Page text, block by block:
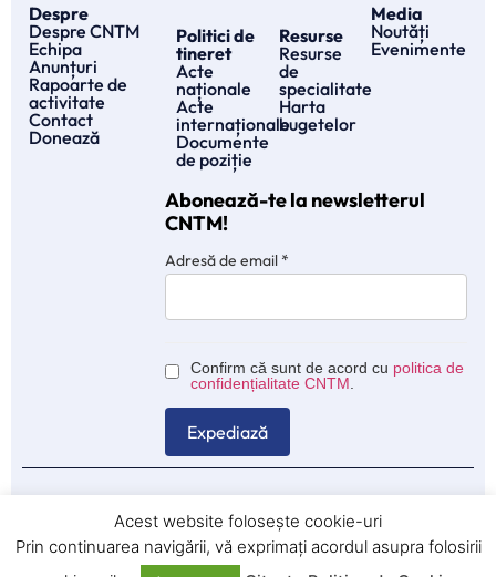
Despre
Despre CNTM
Echipa
Anunțuri
Rapoarte de
activitate
Contact
Donează
Politici de
tineret
Acte
naționale
Acte
internaționale
Documente
de poziție
Resurse
Resurse
de
specialitate
Harta
bugetelor
Media
Noutăți
Evenimente
Abonează-te la newsletterul
CNTM!
Adresă de email*
Confirm că sunt de acord cu politica de
confidențialitate CNTM
© 2025 CNTM – Consiliul Naţional al Tineretului din Moldova.
Această pagină web este finanțată de Uniunea Europeană.
Acest website folosește cookie-uri
Prin continuarea navigării, vă exprimați acordul asupra folosirii